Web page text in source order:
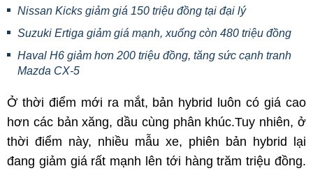
Nissan Kicks giảm giá 150 triệu đồng tại đại lý
Suzuki Ertiga giảm giá mạnh, xuống còn 480 triệu đồng
Haval H6 giảm hơn 200 triệu đồng, tăng sức cạnh tranh
Mazda CX-5
Ở thời điểm mới ra mắt, bản hybrid luôn có giá cao
hơn các bản xăng, dầu cùng phân khúc.Tuy nhiên, ở
thời điểm này, nhiều mẫu xe, phiên bản hybrid lại
đang giảm giá rất mạnh lên tới hàng trăm triệu đồng.